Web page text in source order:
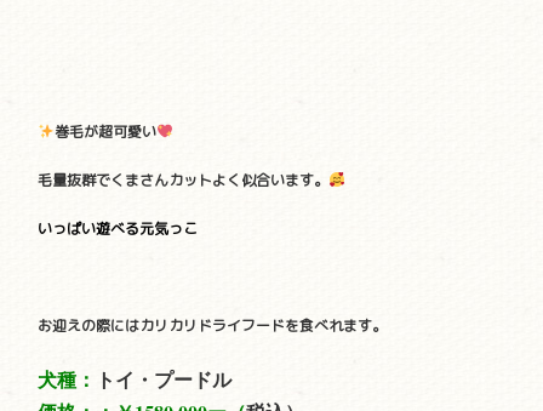
巻毛が超可愛い
毛量抜群でくまさんカットよく似合います。
いっぱい遊べる元気っこ
お迎えの際にはカリカリドライフードを食べれます。
犬種： トイ・プードル